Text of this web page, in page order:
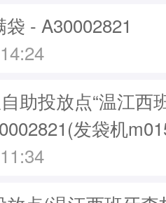
- A30002821
助投放点“温江西
发袋机